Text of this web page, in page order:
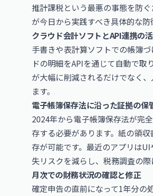
推計課税という最悪の事態を防
が今日から実践すべき具体的な防
クラウド会計ソフトとAPI連携の
手書きや表計算ソフトでの帳簿
ドの明細をAPIを通じて自動で
が大幅に削減されるだけでなく
ます。
電子帳簿保存法に沿った証拠の保
2024年から電子帳簿保存法が完
存する必要があります。紙の領
存が可能です。最近のアプリは
失リスクを減らし、税務調査の
月次での財務状況の確認と修正
確定申告の直前になって1年分の